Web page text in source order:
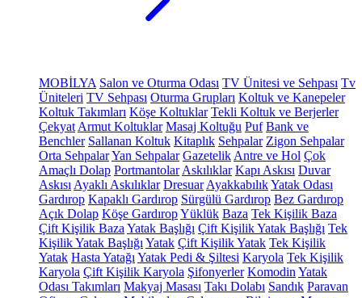
MOBİLYA Salon ve Oturma Odası TV Ünitesi ve Sehpası Tv
Üniteleri TV Sehpası Oturma Grupları Koltuk ve Kanepeler
Koltuk Takımları Köşe Koltuklar Tekli Koltuk ve Berjerler
Çekyat Armut Koltuklar Masaj Koltuğu Puf Bank ve
Benchler Sallanan Koltuk Kitaplık Sehpalar Zigon Sehpalar
Orta SehpalarYan Sehpalar Gazetelik Antre ve Hol Çok
Amaçlı Dolap Portmantolar Askılıklar Kapı Askısı Duvar
Askısı Ayaklı Askılıklar Dresuar AyakkabılıkYatak Odası
Gardırop Kapaklı Gardırop Sürgülü Gardırop Bez Gardırop
Açık Dolap Köşe GardıropYüklük Baza Tek Kişilik Baza
Çift Kişilik Baza Yatak Başlığı Çift Kişilik Yatak Başlığı Tek
Kişilik Yatak Başlığı Yatak Çift Kişilik Yatak Tek Kişilik
Yatak Hasta Yatağı Yatak Pedi & Şiltesi Karyola Tek Kişilik
Karyola Çift Kişilik Karyola Şifonyerler Komodin Yatak
Odası Takımları Makyaj Masası Takı Dolabı Sandık Paravan